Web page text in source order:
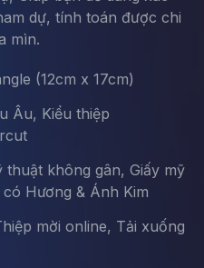
dự, tính toán được chi
mìn.
(12cm x 17cm)
Âu, Kiểu thiệp
không gân, Giấy mỹ
Hương & Ánh Kim
mời online, Tải xuống